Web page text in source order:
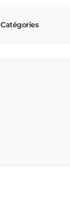
Catégories